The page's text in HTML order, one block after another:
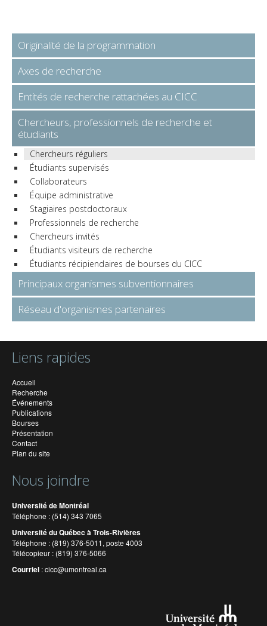
Originalité de la programmation
Axes de recherche
Entités de recherche rattachées au CICC
Chercheurs, professionnels de recherche et
étudiants
Chercheurs réguliers
Étudiants supervisés
Collaborateurs
Équipe administrative
Stagiaires postdoctoraux
Professionnels de recherche
Chercheurs invités
Étudiants visiteurs de recherche
Étudiants récipiendaires de bourses du CICC
Principaux organismes subventionnaires
Réseau d'organismes partenaires
Liens rapides
Accueil
Recherche
Événements
Publications
Bourses
Présentation
Contact
Plan du site
Nous joindre
Université de Montréal
Téléphone : (514) 343 7065
Université du Québec à Trois-Rivières
Téléphone : (819) 376-5011, poste 4003
Télécopieur : (819) 376-5066
Courriel :cicc@umontreal.ca